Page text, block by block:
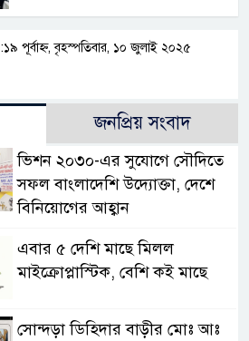
পূর্বাহ্ন, বৃহস্পতিবার, ১০ জুলাই ২০২৫
জনপ্রিয় সংবাদ
ভিশন ২০৩০-এর সুযোগে সৌদিতে
সফল বাংলাদেশি উদ্যোক্তা, দেশে
বিনিয়োগের আহ্বান
এবার ৫ দেশি মাছে মিলল
মাইক্রোপ্লাস্টিক, বেশি কই মাছে
সোন্দড়া ডিহিদার বাড়ীর মোঃ আঃ